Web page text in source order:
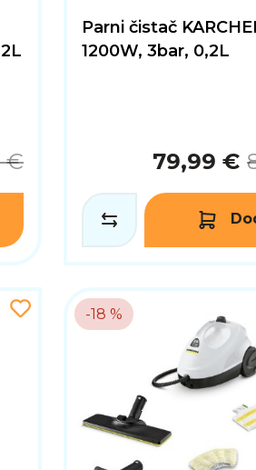
€
Parni čistač
1200W, 3bar, 0,2L
79,99 €
-18 %